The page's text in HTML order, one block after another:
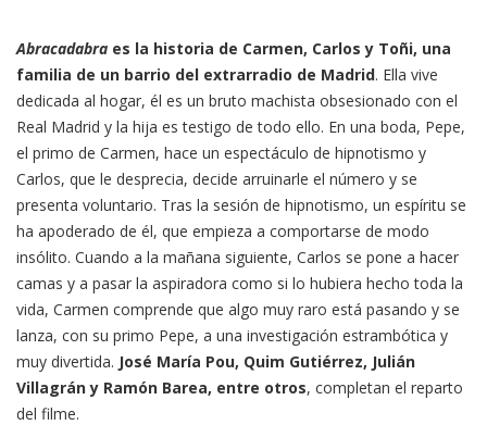
Abracadabra es la historia de Carmen, Carlos y Toñi, una
familia de un barrio del extrarradio de Madrid. Ella vive
dedicada al hogar, él es un bruto machista obsesionado con el
Real Madrid y la hija es testigo de todo ello. En una boda, Pepe,
el primo de Carmen, hace un espectáculo de hipnotismo y
Carlos, que le desprecia, decide arruinarle el número y se
presenta voluntario. Tras la sesión de hipnotismo, un espíritu se
ha apoderado de él, que empieza a comportarse de modo
insólito. Cuando a la mañana siguiente, Carlos se pone a hacer
camas y a pasar la aspiradora como si lo hubiera hecho toda la
vida, Carmen comprende que algo muy raro está pasando y se
lanza, con su primo Pepe, a una investigación estrambótica y
muy divertida. José María Pou, Quim Gutiérrez, Julián
Villagrán y Ramón Barea, entre otros, completan el reparto
del filme.